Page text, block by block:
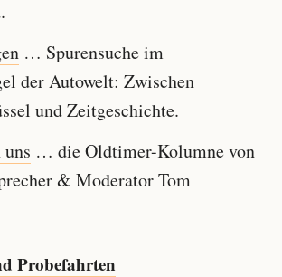
… Spurensuche im
der Autowelt: Zwischen
und Zeitgeschichte.
… die Oldtimer-Kolumne von
& Moderator Tom
Probefahrten